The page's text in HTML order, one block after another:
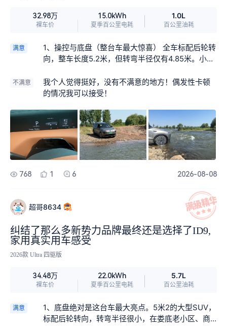
行，大件行李会比较吃紧。新车内饰几乎没有刺鼻
异味，母婴级内饰材质，家里有小孩比较放心。 纯
低。像我喜欢跑长途的，可以直接加92号汽油，不
用到处找充电桩，综合续航一千多公里，800V高压
速可以减轻疲劳；城区智驾风格偏保守，需要人时
刻接管，期待后续OTA 继续优化。
32.98万
裸车价
15.0kWh
夏季百公里电耗
1.0L
百公里油耗
满意
1、操控与底盘（整台车最大惊喜） 全车标配后轮转
向，整车长度5.2米，但转弯半径仅有4.85米。小区
全没有笨重感。 高配搭载双腔空气悬架+DCC电控
减震，路面坑洼、减速带过滤柔和，高速行驶车身
车，德系底盘调校功底确实在线。四驱动力响应顺
滑，零百加速有劲，市区超车、高速提速从容。
2、续航、能耗和补能 1.5T‑EA211增程器稳定性
强，只需要加注92号普通汽油。 日常城市通勤家用
充电桩纯电行驶，CLTC纯电续航406km，我日常
通勤一周充电一回就够用，夏天百公里电耗我驾驶
可达1100km，这是我的驾驶习惯，因为我开的家里
沃尔沃XC60，人家都是7.8个油，我就没过10个
油，所以说这是我的极限，不是车的极限 也能告别
我对纯电车续航焦虑；800V高压快充，十分钟便可
补充210km续航，外出充电省时省心。增程器启动
之后震动、噪音微弱，车内几乎感知不到。 3、空
间布局｜2+2+2正宗六座 3米以上超长轴距，并不
是市面上很多车型的“应急第三排小板凳”。 第二排
独立座椅过道宽敞，老人小孩上下车便捷；行车途
中能够开启动态零重力座椅，带通风、加热、按摩
功能，长途坐车腰背不容易疲惫。 175cm成年人短
途坐进第三排不会压抑；三排座椅正常启用时，后
不满意
我个人觉得挺好，没有不满意的地方！偶发性卡顿
的情况我可以接受！
768 1 6 2026-08-08
超哥8634
纠结了那么多新势力品牌最终还是选择了ID9,
家用真实用车感受
2026款 Ultra 四驱版
34.48万
裸车价
22.0kWh
夏季百公里电耗
5.7L
百公里油耗
满意
1、底盘绝对是这台车最大亮点。5米2的大型SUV，
标配后轮转向，转弯半径很小，在娄底老小区、商